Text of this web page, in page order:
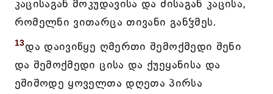
კაცისაგან მოკუდავისა და ძისაგან კაცისა,
რომელნი ვითარცა თივანი განჴმეს.
13და დაივიწყე ღმერთი შემოქმედი შენი
და შემოქმედი ცისა და ქუეყანისა და
ეშიშოდე ყოველთა დღეთა პირსა